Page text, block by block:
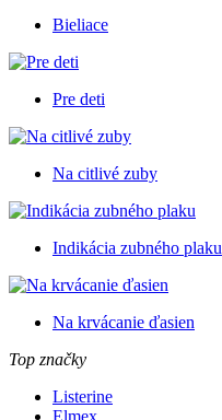
Bieliace
Pre deti
Na citlivé zuby
Indikácia zubného plaku
Na krvácanie ďasien
Top značky
Listerine
Elmex